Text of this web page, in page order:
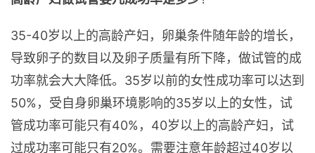
35-40岁以上的高龄产妇，卵巢条件随年龄的增长，
导致卵子的数目以及卵子质量有所下降，做试管的成
功率就会大大降低。35岁以前的女性成功率可以达到
50%，受自身卵巢环境影响的35岁以上的女性，试
管成功率可能只有40%，40岁以上的高龄产妇，试
过成功率可能只有20%。需要注意年龄超过40岁以